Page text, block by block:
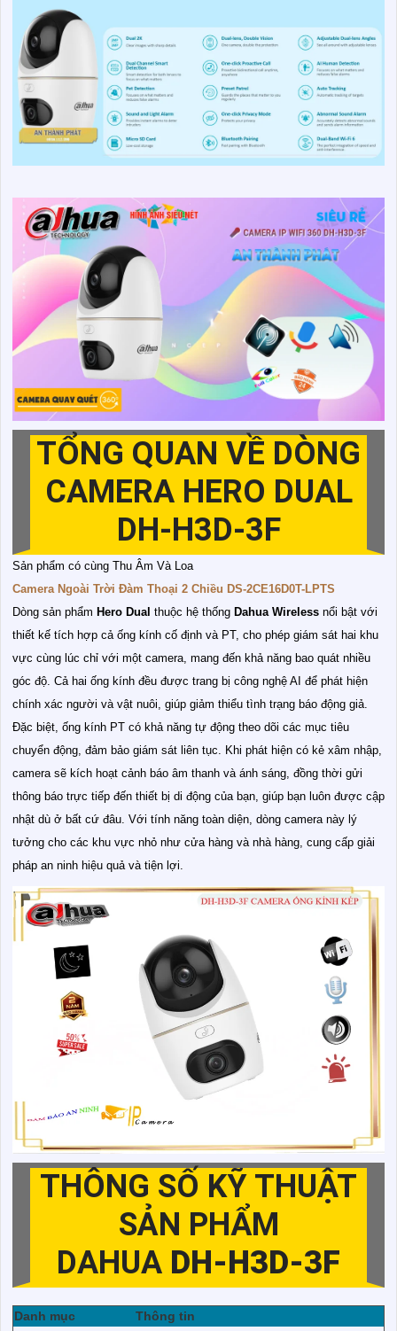
TỔNG QUAN VỀ DÒNG
CAMERA HERO DUAL
DH-H3D-3F
Sản phẩm có cùng Thu Âm Và Loa
Camera Ngoài Trời Đàm Thoại 2 Chiều DS-2CE16D0T-LPTS
Dòng sản phẩm Hero Dual thuộc hệ thống Dahua Wireless nổi bật với
thiết kế tích hợp cả ống kính cố định và PT, cho phép giám sát hai khu
vực cùng lúc chỉ với một camera, mang đến khả năng bao quát nhiều
góc độ. Cả hai ống kính đều được trang bị công nghệ AI để phát hiện
chính xác người và vật nuôi, giúp giảm thiểu tình trạng báo động giả.
Đặc biệt, ống kính PT có khả năng tự động theo dõi các mục tiêu
chuyển động, đảm bảo giám sát liên tục. Khi phát hiện có kẻ xâm nhập,
camera sẽ kích hoạt cảnh báo âm thanh và ánh sáng, đồng thời gửi
thông báo trực tiếp đến thiết bị di động của bạn, giúp bạn luôn được cập
nhật dù ở bất cứ đâu. Với tính năng toàn diện, dòng camera này lý
tưởng cho các khu vực nhỏ như cửa hàng và nhà hàng, cung cấp giải
pháp an ninh hiệu quả và tiện lợi.
THÔNG SỐ KỸ THUẬT
SẢN PHẨM
DAHUA DH-H3D-3F
Danh mục Thông tin